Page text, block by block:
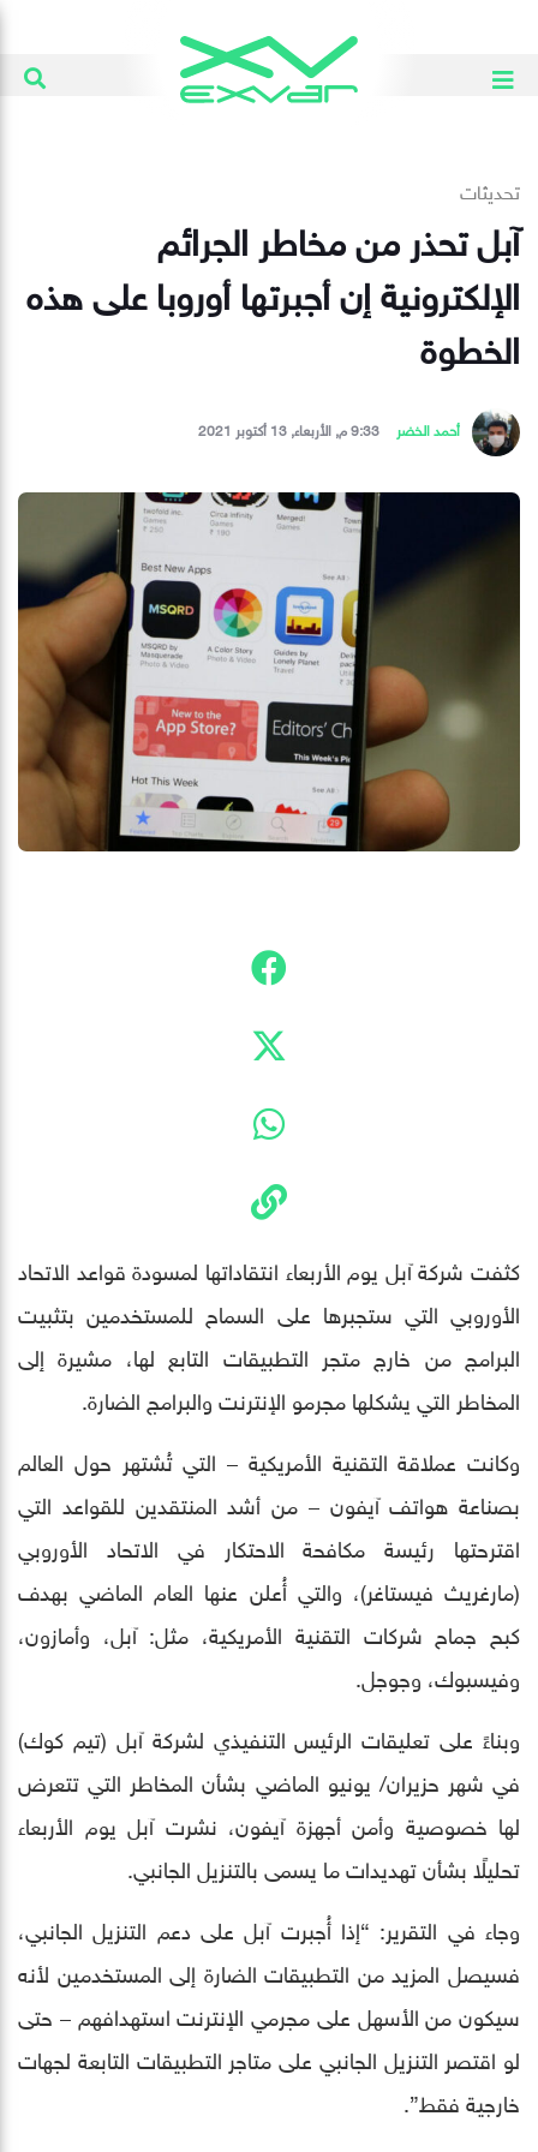
تحديثات
آبل تحذر من مخاطر الجرائم
الإلكترونية إن أجبرتها أوروبا على هذه
الخطوة
أحمد الخضر 9:33 م, الأربعاء, 13 أكتوبر 2021
كثفت شركة آبل يوم الأربعاء انتقاداتها لمسودة قواعد الاتحاد
الأوروبي التي ستجبرها على السماح للمستخدمين بتثبيت
البرامج من خارج متجر التطبيقات التابع لها، مشيرة إلى
المخاطر التي يشكلها مجرمو الإنترنت والبرامج الضارة.
وكانت عملاقة التقنية الأمريكية – التي تُشتهر حول العالم
بصناعة هواتف آيفون – من أشد المنتقدين للقواعد التي
اقترحتها رئيسة مكافحة الاحتكار في الاتحاد الأوروبي
(مارغريث فيستاغر)، والتي أُعلن عنها العام الماضي بهدف
كبح جماح شركات التقنية الأمريكية، مثل: آبل، وأمازون،
وفيسبوك، وجوجل.
وبناءً على تعليقات الرئيس التنفيذي لشركة آبل (تيم كوك)
في شهر حزيران/ يونيو الماضي بشأن المخاطر التي تتعرض
لها خصوصية وأمن أجهزة آيفون، نشرت آبل يوم الأربعاء
تحليلًا بشأن تهديدات ما يسمى بالتنزيل الجانبي.
وجاء في التقرير: “إذا أُجبرت آبل على دعم التنزيل الجانبي،
فسيصل المزيد من التطبيقات الضارة إلى المستخدمين لأنه
سيكون من الأسهل على مجرمي الإنترنت استهدافهم – حتى
لو اقتصر التنزيل الجانبي على متاجر التطبيقات التابعة لجهات
خارجية فقط”.